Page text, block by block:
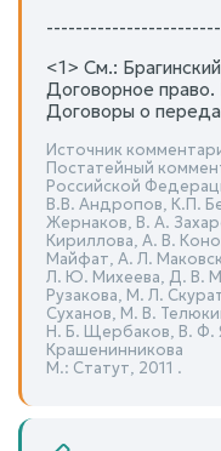
<1> См.:
Договорное
Договоры о
Источник
Постатейный
Российской
В.В. Андропов, К.П.
Жернаков, В. А.
Кириллова, А. В.
Майфат, А. Л.
Л. Ю. Михеева, Д. В.
Рузакова, М. Л.
Суханов, М. В.
Н. Б. Щербаков, В. Ф.
Крашенинникова
М.: Статут, 2011 .